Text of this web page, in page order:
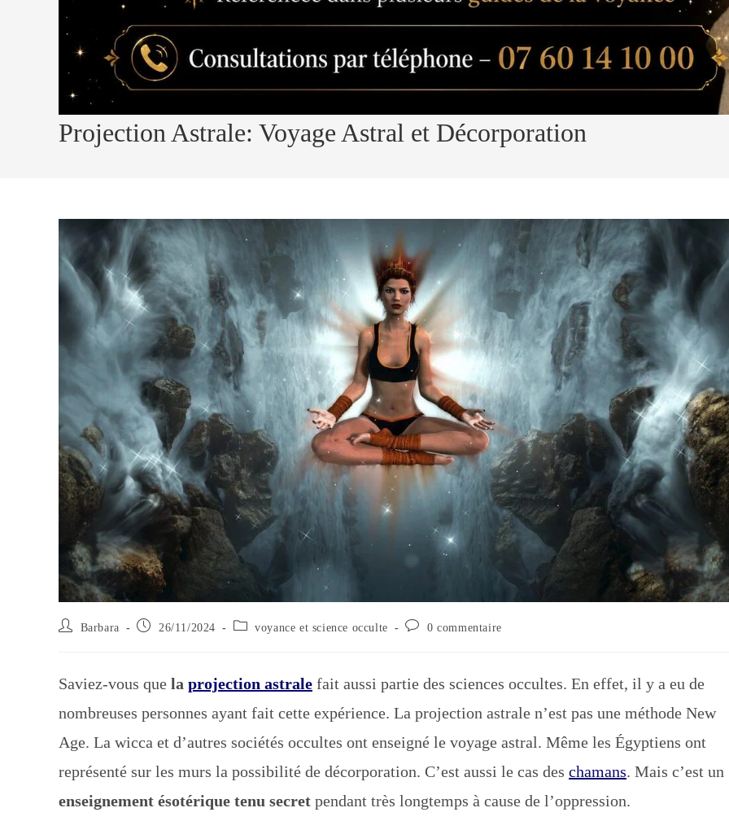
Projection Astrale: Voyage Astral et Décorporation
Auteur/autrice
Barbara
Publication
26/11/2024
Post voyance et science occulte
Commentaires
0 commentaire
Saviez-vous que la projection astrale fait aussi partie des sciences occultes. En effet, il y a eu de
nombreuses personnes ayant fait cette expérience. La projection astrale n’est pas une méthode New
Age. La wicca et d’autres sociétés occultes ont enseigné le voyage astral. Même les Égyptiens ont
représenté sur les murs la possibilité de décorporation. C’est aussi le cas des chamans. Mais c’est un
enseignement ésotérique tenu secret pendant très longtemps à cause de l’oppression.